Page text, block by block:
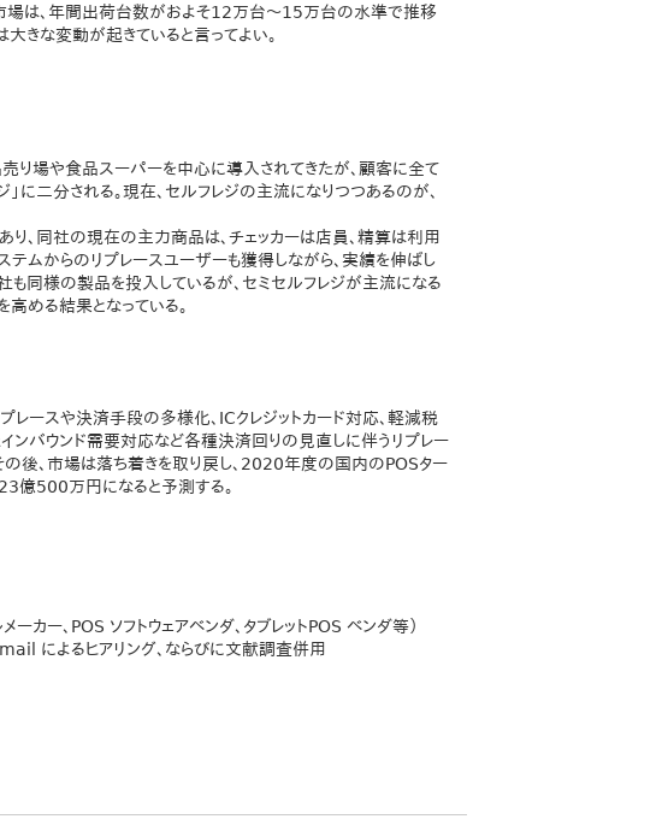
場は、年間出荷台数がおよそ12万台～15万台の水準で推移
きな変動が起きていると言ってよい。
り場や食品スーパーを中心に導入されてきたが、顧客に全て
」に二分される。現在、セルフレジの主流になりつつあるのが、
、同社の現在の主力商品は、チェッカーは店員、精算は利用
テムからのリプレースユーザーも獲得しながら、実績を伸ばし
同様の製品を投入しているが、セミセルフレジが主流になる
める結果となっている。
ースや決済手段の多様化、ICクレジットカード対応、軽減税
ンバウンド需要対応など各種決済回りの見直しに伴うリプレー
後、市場は落ち着きを取り戻し、2020年度の国内のPOSター
億500万円になると予測する。
ー、POS ソフトウェアベンダ、タブレットPOS ベンダ等）
によるヒアリング、ならびに文献調査併用